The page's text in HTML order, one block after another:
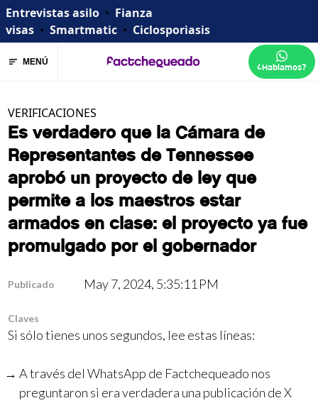
Entrevistas asilo • Fianza
visas • Smartmatic • Ciclosporiasis
MENÚ ¿Hablamos?
VERIFICACIONES
Es verdadero que la Cámara de
Representantes de Tennessee
aprobó un proyecto de ley que
permite a los maestros estar
armados en clase: el proyecto ya fue
promulgado por el gobernador
Publicado May 7, 2024, 5:35:11 PM
Claves
Si sólo tienes unos segundos, lee estas líneas:
A través del WhatsApp de Factchequeado nos
preguntaron si era verdadera una publicación de X